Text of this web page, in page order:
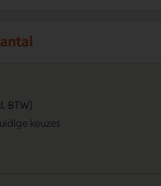
BTW)
keuzes